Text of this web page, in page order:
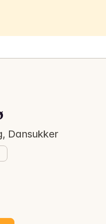
Dansukker